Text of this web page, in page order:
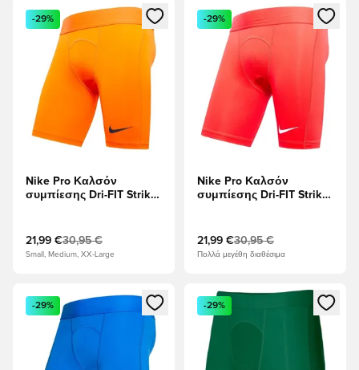
Ανοίγει ένα Modal για να συνδεθείτε ή να εγγραφείτε ως
-29%
Nike Pro Καλσόν
συμπίεσης Dri-FIT Strike
21,99 €30,95 €
Small, Medium, XX-Large
Ανοίγει ένα Modal για να
-29%
Nike Pro Καλσόν
συμπίεσης Dri-FIT Strike
21,99 €30,95 €
Πολλά μεγέθη διαθέσιμα
Ανοίγει ένα Modal για να συνδεθείτε ή να εγγραφείτε ως
-29%
Ανοίγει ένα Modal για να
-29%